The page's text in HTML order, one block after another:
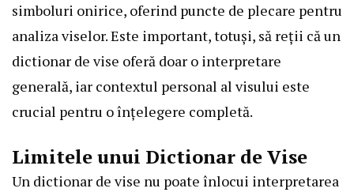
simboluri onirice, oferind puncte de plecare pentru
analiza viselor. Este important, totuși, să reții că un
dictionar de vise oferă doar o interpretare
generală, iar contextul personal al visului este
crucial pentru o înțelegere completă.
Limitele unui Dictionar de Vise
Un dictionar de vise nu poate înlocui interpretarea